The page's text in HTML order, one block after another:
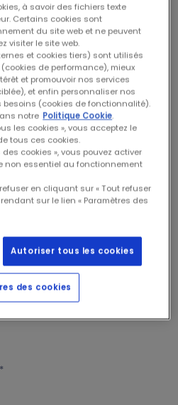
pas mon NISS
Habitez-vous en Wallonie ? *
à savoir des fichiers texte
Certains cookies sont
du site web et ne peuvent
visiter le site web.
et cookies tiers) sont utilisés
de performance), mieux
et promouvoir nos services
et enfin personnaliser nos
(cookies de fonctionnalité).
notre Politique Cookie.
les cookies », vous acceptez le
tous ces cookies.
cookies », vous pouvez activer
non essentiel au fonctionnement
en cliquant sur « Tout refuser
sur le lien « Paramètres des
Autoriser tous les cookies
des cookies